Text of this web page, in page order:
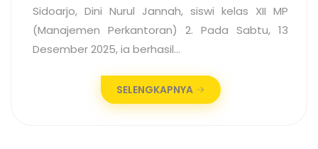
Sidoarjo, Dini Nurul Jannah, siswi kelas XII MP
(Manajemen Perkantoran) 2. Pada Sabtu, 13
Desember 2025, ia berhasil…
SELENGKAPNYA